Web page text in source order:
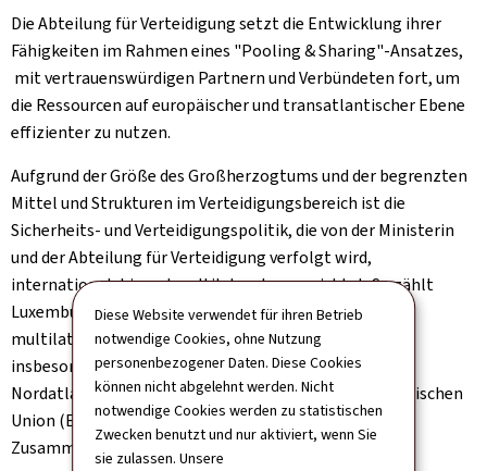
Diese Website verwendet für ihren Betrieb
notwendige Cookies, ohne Nutzung
personenbezogener Daten. Diese Cookies
können nicht abgelehnt werden. Nicht
notwendige Cookies werden zu statistischen
Zwecken benutzt und nur aktiviert, wenn Sie
sie zulassen. Unsere
Die Abteilung für Verteidigung setzt die Entwicklung ihrer
Fähigkeiten im Rahmen eines "Pooling & Sharing"-Ansatzes,
mit vertrauenswürdigen Partnern und Verbündeten fort, um
die Ressourcen auf europäischer und transatlantischer Ebene
effizienter zu nutzen.
Aufgrund der Größe des Großherzogtums und der begrenzten
Mittel und Strukturen im Verteidigungsbereich ist die
Sicherheits- und Verteidigungspolitik, die von der Ministerin
und der Abteilung für Verteidigung verfolgt wird,
international, bi- und multilateral ausgerichtet. So zählt
Luxemburg zu den Gründungsmitgliedern der großen
multilateralen Institutionen des 20. Jahrhunderts,
insbesondere der Vereinten Nationen (UN), der
Nordatlantikvertragsorganisation (NATO), der Europäischen
Union (EU) oder der Organisation für Sicherheit und
Zusammenarbeit in Europa (OSZE).